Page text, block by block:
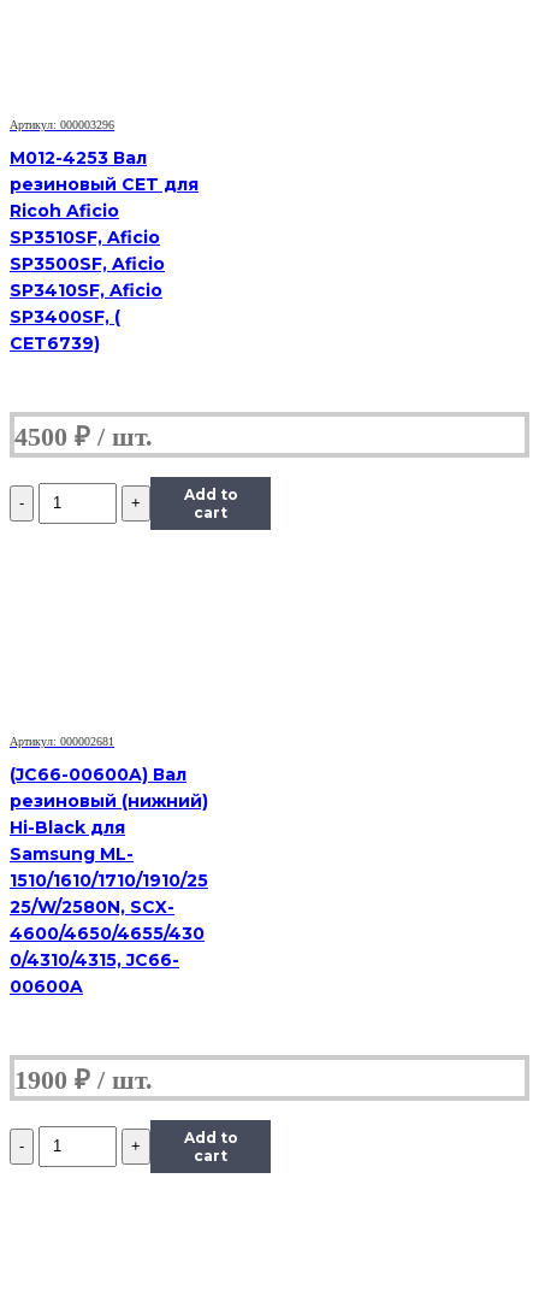
Артикул: 000003296
M012-4253 Вал
резиновый CET для
Ricoh Aficio
SP3510SF, Aficio
SP3500SF, Aficio
SP3410SF, Aficio
SP3400SF, (
CET6739)
4500 ₽
Количество
RC2-
Add to
cart
Артикул: 000002681
(JC66-00600A) Вал
резиновый (нижний)
Hi-Black для
Samsung ML-
1510/1610/1710/1910/25
25/W/2580N, SCX-
4600/4650/4655/430
0/4310/4315, JC66-
00600A
1900 ₽
Количество
RC2-
Add to
cart